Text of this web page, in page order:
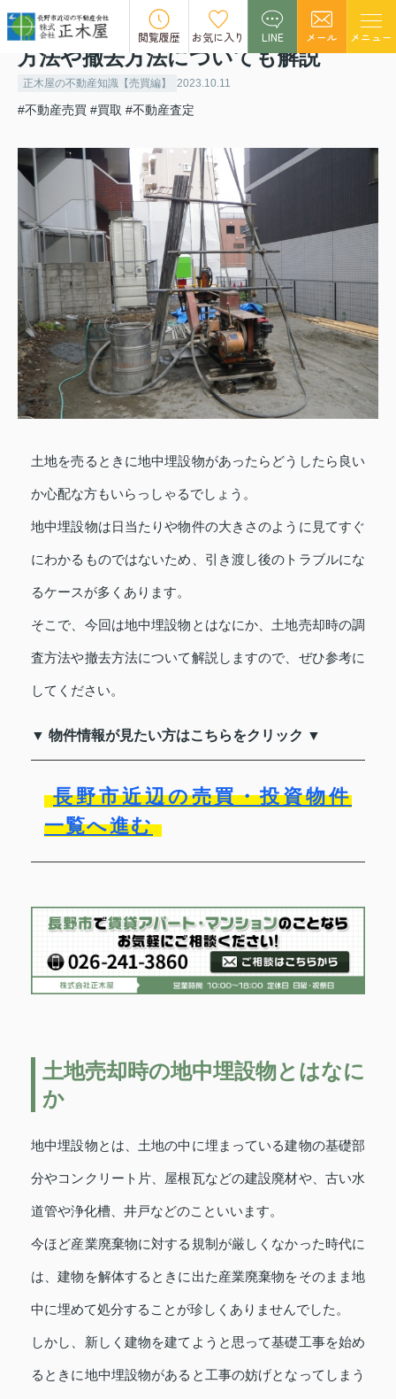
閲覧履歴 お気に入り LINE メール メニュー
土地売却時の地中埋設物とは？調査
方法や撤去方法についても解説
正木屋の不動産知識【売買編】 2023.10.11
#不動産売買 #買取 #不動産査定
土地を売るときに地中埋設物があったらどうしたら良い
か心配な方もいらっしゃるでしょう。
地中埋設物は日当たりや物件の大きさのように見てすぐ
にわかるものではないため、引き渡し後のトラブルにな
るケースが多くあります。
そこで、今回は地中埋設物とはなにか、土地売却時の調
査方法や撤去方法について解説しますので、ぜひ参考に
してください。
▼ 物件情報が見たい方はこちらをクリック ▼
長野市近辺の売買・投資物件
一覧へ進む
土地売却時の地中埋設物とはなに
か
地中埋設物とは、土地の中に埋まっている建物の基礎部
分やコンクリート片、屋根瓦などの建設廃材や、古い水
道管や浄化槽、井戸などのこといいます。
今ほど産業廃棄物に対する規制が厳しくなかった時代に
は、建物を解体するときに出た産業廃棄物をそのまま地
中に埋めて処分することが珍しくありませんでした。
しかし、新しく建物を建てようと思って基礎工事を始め
るときに地中埋設物があると工事の妨げとなってしまう